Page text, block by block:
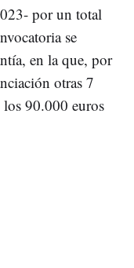
por un total
se
en la que, por
otras 7
los 90.000 euros